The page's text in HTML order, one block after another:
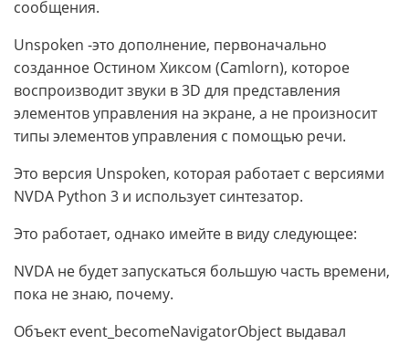
сообщения.
Unspoken -это дополнение, первоначально
созданное Остином Хиксом (Camlorn), которое
воспроизводит звуки в 3D для представления
элементов управления на экране, а не произносит
типы элементов управления с помощью речи.
Это версия Unspoken, которая работает с версиями
NVDA Python 3 и использует синтезатор.
Это работает, однако имейте в виду следующее:
NVDA не будет запускаться большую часть времени,
пока не знаю, почему.
Объект event_becomeNavigatorObject выдавал